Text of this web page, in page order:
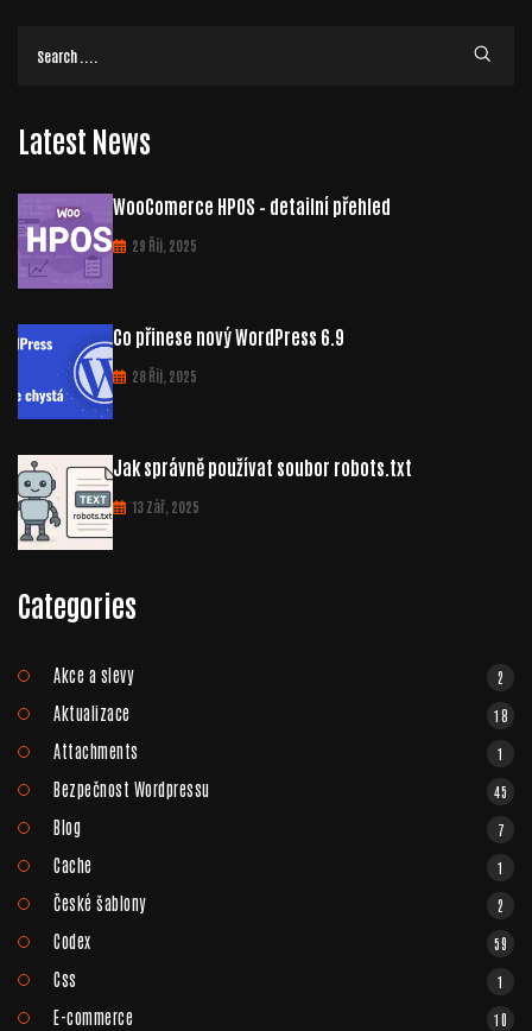
Latest News
WooComerce HPOS – detailní přehled
29 Říj, 2025
Co přinese nový WordPress 6.9
28 Říj, 2025
Jak správně používat soubor robots.txt
13 Zář, 2025
Categories
Akce a slevy 2
Aktualizace 18
Attachments 1
Bezpečnost Wordpressu 45
Blog 7
Cache 1
České šablony 2
Codex 59
Css 1
E-commerce 10